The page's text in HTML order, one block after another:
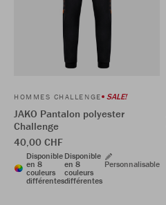
HOMMES CHALLENGE SALE!
JAKO Pantalon polyester
Challenge
40,00 CHF
Disponible
en 8
couleurs
différentes
Disponible
en 8
couleurs
différentes
Personnalisable